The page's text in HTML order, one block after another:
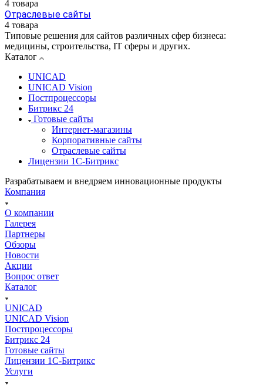
4 товара
Отраслевые сайты
4 товара
Типовые решения для сайтов различных сфер бизнеса:
медицины, строительства, IT сферы и других.
Каталог
UNICAD
UNICAD Vision
Постпроцессоры
Битрикс 24
Готовые сайты
Интернет-магазины
Корпоративные сайты
Отраслевые сайты
Лицензии 1С-Битрикс
Разрабатываем и внедряем инновационные продукты
Компания
О компании
Галерея
Партнеры
Обзоры
Новости
Акции
Вопрос ответ
Каталог
UNICAD
UNICAD Vision
Постпроцессоры
Битрикс 24
Готовые сайты
Лицензии 1С-Битрикс
Услуги